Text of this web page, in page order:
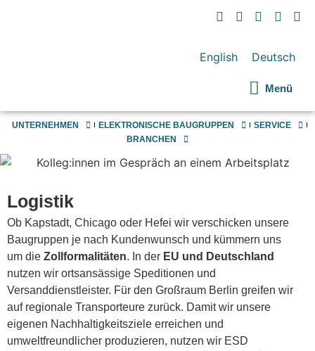
English Deutsch
Menü
UNTERNEHMEN ELEKTRONISCHE BAUGRUPPEN
SERVICE
BRANCHEN
Logistik
Ob Kapstadt, Chicago oder Hefei wir verschicken unsere
Baugruppen je nach Kundenwunsch und kümmern uns
um die Zollformalitäten. In der EU und Deutschland
nutzen wir ortsansässige Speditionen und
Versanddienstleister. Für den Großraum Berlin greifen wir
auf regionale Transporteure zurück. Damit wir unsere
eigenen Nachhaltigkeitsziele erreichen und
umweltfreundlicher produzieren, nutzen wir ESD